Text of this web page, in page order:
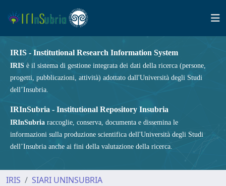
IRIS - Institutional Research Information System
IRIS è il sistema di gestione integrata dei dati della ricerca (persone,
progetti, pubblicazioni, attività) adottato dall'Università degli Studi
dell’Insubria.
IRInSubria - Institutional Repository Insubria
IRInSubria raccoglie, conserva, documenta e dissemina le
informazioni sulla produzione scientifica dell'Università degli Studi
dell’Insubria anche ai fini della valutazione della ricerca.
IRIS
SIARI UNINSUBRIA